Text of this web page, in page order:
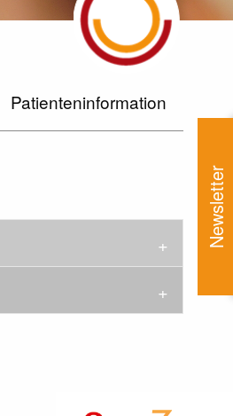
Patienteninformation
Newsletter